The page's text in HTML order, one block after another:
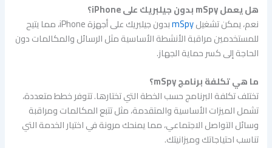
هل يعمل mSpy بدون جيلبريك على iPhone؟
نعم، يمكن تشغيلmSpy
بدون جيلبريك على أجهزة iPhone، مما يتيح
للمستخدمين مراقبة الأنشطة الأساسية مثل الرسائل والمكالمات دون
الحاجة إلى كسر حماية الجهاز.
ما هي تكلفة برنامج mSpy؟
تختلف تكلفة البرنامج حسب الخطة التي تختارها. تتوفر خطط متعددة،
تشمل الميزات الأساسية والمتقدمة، مثل تتبع المكالمات ومراقبة
وسائل التواصل الاجتماعي، مما يمنحك مرونة في اختيار الخدمة التي
تناسب احتياجاتك وميزانيتك.